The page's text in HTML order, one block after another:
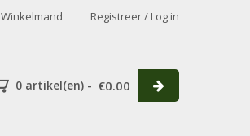
Winkelmand Registreer / Log in
0 artikel(en) - €0.00